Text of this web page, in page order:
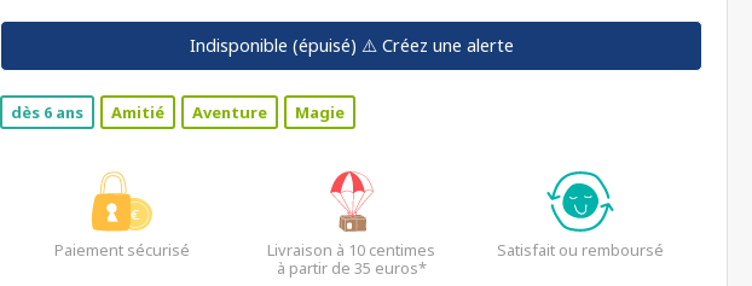
Indisponible (épuisé) ⚠️ Créez une alerte
dès 6 ans Amitié Aventure Magie
Paiement sécurisé
Livraison à 10 centimes
à partir de 35 euros*
Satisfait ou remboursé